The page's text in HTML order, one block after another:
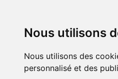
Nous utilisons
Nous utilisons des
personnalisé et des